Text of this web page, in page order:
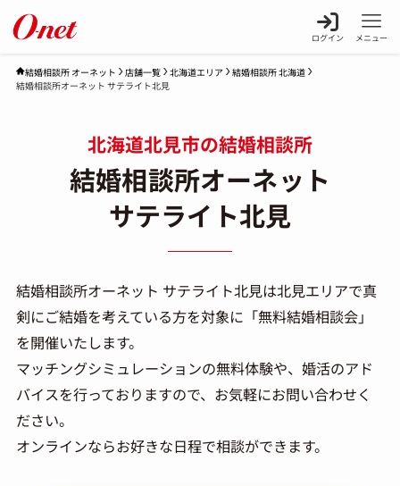
ログイン メニュー
結婚相談所 オーネット 店舗一覧 北海道エリア
結婚相談所 北海道
結婚相談所オーネット サテライト北見
北海道北見市の結婚相談所
結婚相談所オーネット
サテライト北見
結婚相談所オーネット サテライト北見は北見エリアで真
剣にご結婚を考えている方を対象に「無料結婚相談会」
を開催いたします。
マッチングシミュレーションの無料体験や、婚活のアド
バイスを行っておりますので、お気軽にお問い合わせく
ださい。
オンラインならお好きな日程で相談ができます。